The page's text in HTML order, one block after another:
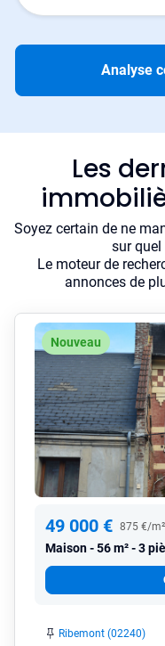
Analyse
Les
Soyez certain de ne
sur quel
Le moteur de
annonces de
Nouveau
49 000 € 875 €/m²
Maison 56 m² - 3
Ribemont (02240)